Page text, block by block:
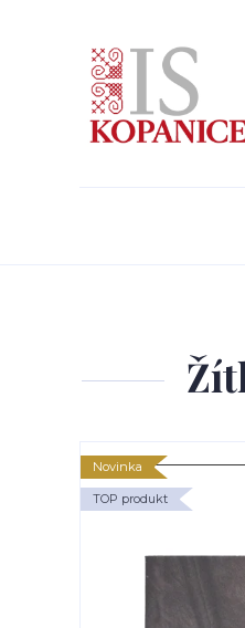
Novinka
TOP produkt